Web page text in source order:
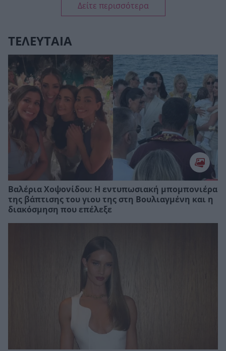
Δείτε περισσότερα
ΤΕΛΕΥΤΑΙΑ
Βαλέρια Χοψονίδου: Η εντυπωσιακή μπομπονιέρα
της βάπτισης του γιου της στη Βουλιαγμένη και η
διακόσμηση που επέλεξε